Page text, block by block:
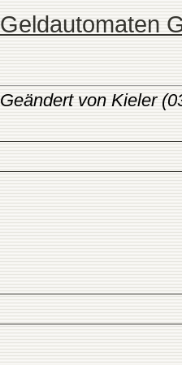
Geldautomaten
Geändert von Kieler